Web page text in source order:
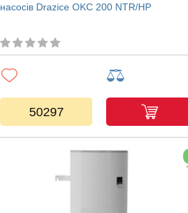
насосів Drazice OKC 200 NTR/HP
50297